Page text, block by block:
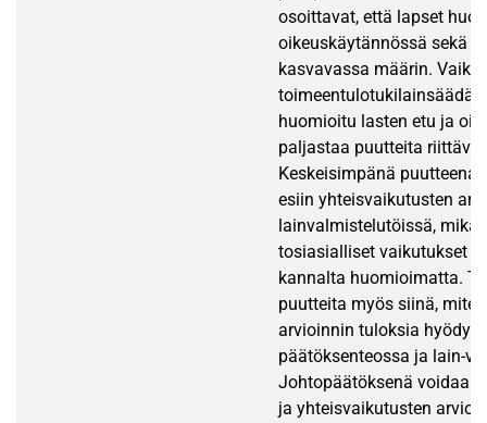
osoittavat, että lapset
oikeuskäytännössä sekä
kasvavassa määrin.
huomioitu lasten etu ja
paljastaa puutteita
Keskeisimpänä puutteena
esiin yhteisvaikutusten
lainvalmistelutöissä, mikä
tosiasialliset vaikutukset
kannalta huomioimatta.
puutteita myös siinä,
arvioinnin tuloksia
päätöksenteossa ja lain-
Johtopäätöksenä voidaan
ja yhteisvaikutusten